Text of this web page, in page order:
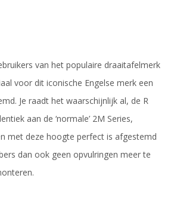
van het populaire draaitafelmerk
voor dit iconische Engelse merk een
Je raadt het waarschijnlijk al, de R
aan de ‘normale’ 2M Series,
met deze hoogte perfect is afgestemd
dan ook geen opvulringen meer te